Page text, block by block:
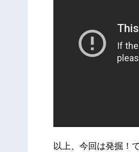
以上、今回は発掘！